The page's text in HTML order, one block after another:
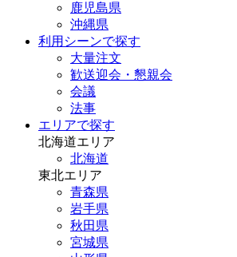
鹿児島県
沖縄県
利用シーンで探す
大量注文
歓送迎会・懇親会
会議
法事
エリアで探す
北海道エリア
北海道
東北エリア
青森県
岩手県
秋田県
宮城県